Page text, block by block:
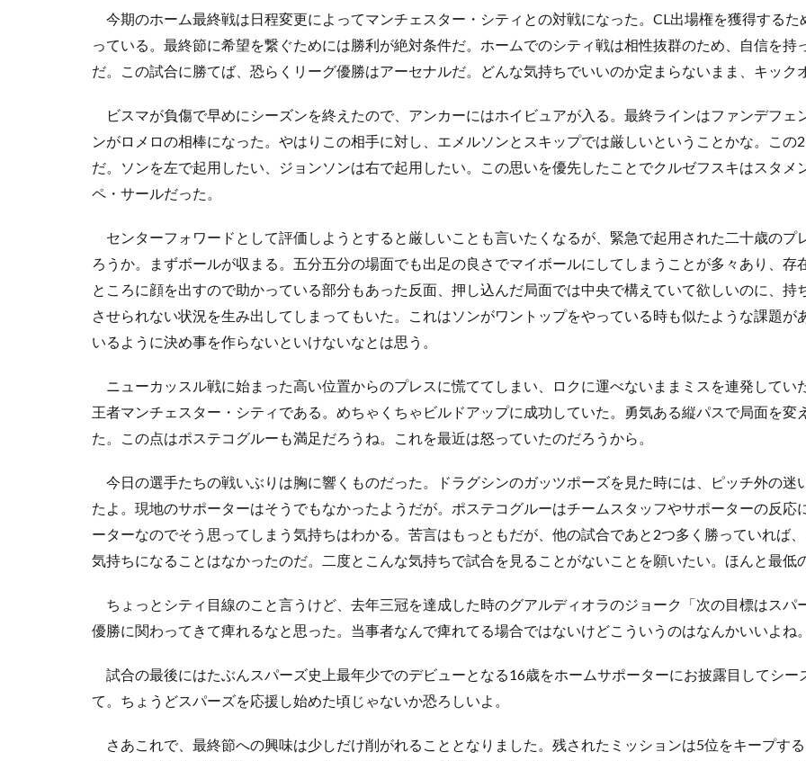
今期のホーム最終戦は日程変更によってマンチェスター・シティとの対戦になった。CL出場権を獲得する
っている。最終節に希望を繋ぐためには勝利が絶対条件だ。ホームでのシティ戦は相性抜群のため、自信を
だ。この試合に勝てば、恐らくリーグ優勝はアーセナルだ。どんな気持ちでいいのか定まらないまま、キック
ビスマが負傷で早めにシーズンを終えたので、アンカーにはホイビュアが入る。最終ラインはファンデフェ
ンがロメロの相棒になった。やはりこの相手に対し、エメルソンとスキップでは厳しいということかな。こ
だ。ソンを左で起用したい、ジョンソンは右で起用したい。この思いを優先したことでクルゼフスキはスタ
ペ・サールだった。
センターフォワードとして評価しようとすると厳しいことも言いたくなるが、緊急で起用された二十歳のプ
ろうか。まずボールが収まる。五分五分の場面でも出足の良さでマイボールにしてしまうことが多々あり、
ところに顔を出すので助かっている部分もあった反面、押し込んだ局面では中央で構えていて欲しいのに、
させられない状況を生み出してしまってもいた。これはソンがワントップをやっている時も似たような課題
いるように決め事を作らないといけないなとは思う。
ニューカッスル戦に始まった高い位置からのプレスに慌ててしまい、ロクに運べないままミスを連発してい
王者マンチェスター・シティである。めちゃくちゃビルドアップに成功していた。勇気ある縦パスで局面を
た。この点はポステコグルーも満足だろうね。これを最近は怒っていたのだろうから。
今日の選手たちの戦いぶりは胸に響くものだった。ドラグシンのガッツポーズを見た時には、ピッチ外の迷
たよ。現地のサポーターはそうでもなかったようだが。ポステコグルーはチームスタッフやサポーターの反
ーターなのでそう思ってしまう気持ちはわかる。苦言はもっともだが、他の試合であと2つ多く勝っていれば
気持ちになることはなかったのだ。二度とこんな気持ちで試合を見ることがないことを願いたい。ほんと最低
ちょっとシティ目線のこと言うけど、去年三冠を達成した時のグアルディオラのジョーク「次の目標はスパ
優勝に関わってきて痺れるなと思った。当事者なんで痺れてる場合ではないけどこういうのはなんかいいよね。
試合の最後にはたぶんスパーズ史上最年少でのデビューとなる16歳をホームサポーターにお披露目してシ
て。ちょうどスパーズを応援し始めた頃じゃないか恐ろしいよ。
さあこれで、最終節への興味は少しだけ削がれることとなりました。残されたミッションは5位をキープす